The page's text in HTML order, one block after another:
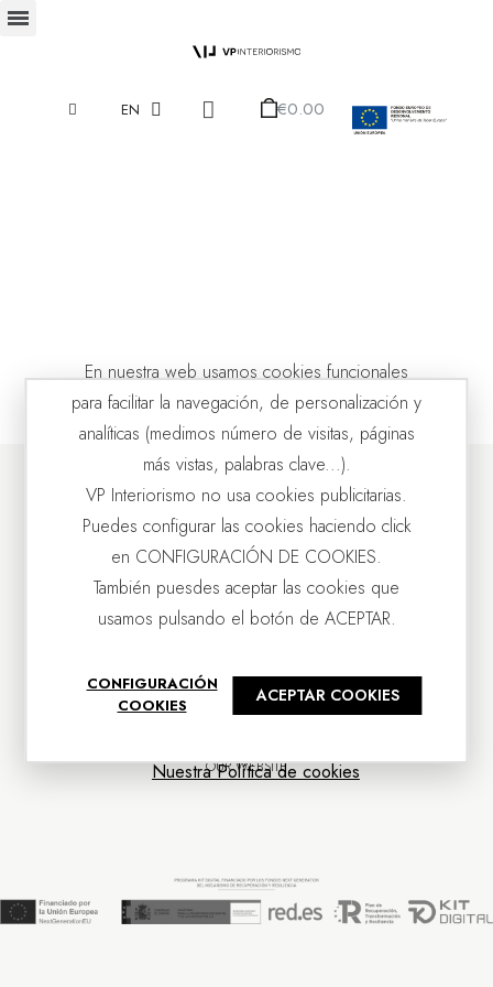
EN €0.00
OUR COMPANY
CUSTOMER SERVICE
OUR WEBSITE
En nuestra web usamos cookies funcionales
para facilitar la navegación, de personalización y
analíticas (medimos número de visitas, páginas
más vistas, palabras clave...).
VP Interiorismo no usa cookies publicitarias.
Puedes configurar las cookies haciendo click
en CONFIGURACIÓN DE COOKIES.
También puesdes aceptar las cookies que
usamos pulsando el botón de ACEPTAR.
CONFIGURACIÓN
COOKIES
ACEPTAR COOKIES
Nuestra Política de cookies